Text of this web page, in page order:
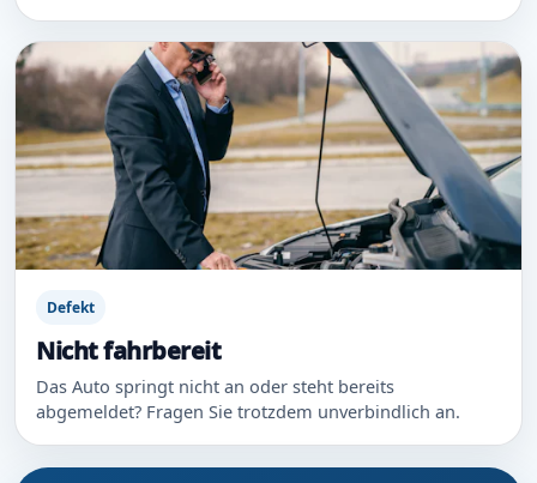
Defekt
Nicht fahrbereit
Das Auto springt nicht an oder steht bereits
abgemeldet? Fragen Sie trotzdem unverbindlich an.